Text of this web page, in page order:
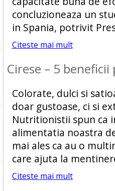
concluzioneaza un
in Spania, potrivit
Citeste mai mult
Cirese – 5
Colorate, dulci si
doar gustoase, ci si
Nutritionistii spun ca
alimentatia noastra
mai ales ca au o
care ajuta la
Citeste mai mult